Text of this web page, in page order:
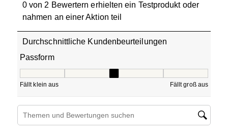
0 von 2 Bewertern erhielten ein Testprodukt oder
nahmen an einer Aktion teil
Durchschnittliche Kundenbeurteilungen
Passform
Fällt klein aus Fällt groß aus
Suchthemen und Bewertungen Suchregion